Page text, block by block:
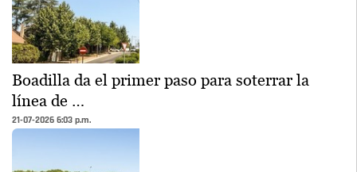
Boadilla da el primer paso para soterrar la
línea de …
21-07-2026 6:03 p.m.